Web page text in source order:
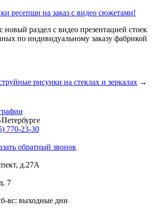
ресепшн на заказ с видео сюжетами!
новый раздел с видео презентацией стоек
по индивидуальному заказу фабрикой
рисунки на стеклах и зеркалах →
770-23-30
обратный звонок
д.27А
7
вс: выходные дни